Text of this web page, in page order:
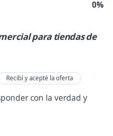
0%
para tiendas de
Recibí y acepté la oferta
con la verdad y